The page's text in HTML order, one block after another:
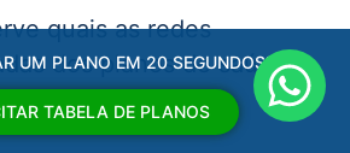
quais as redes
dos planos de saúde
UM PLANO EM 20 SEGUNDOS?
TABELA DE PLANOS